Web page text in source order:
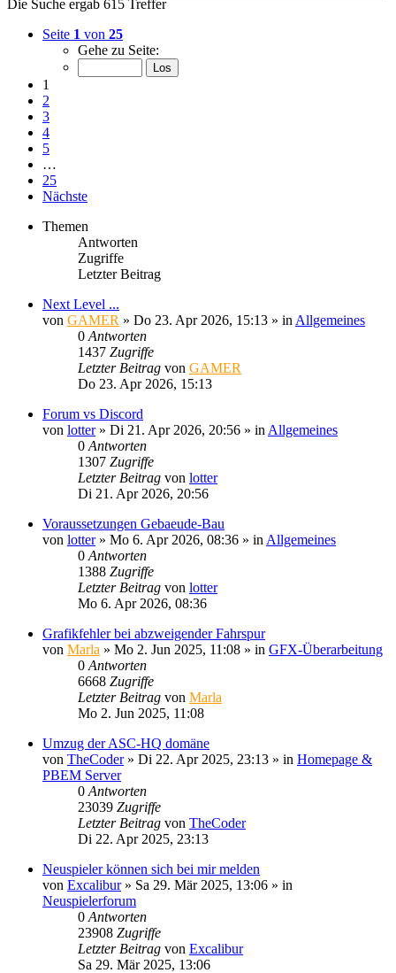
Die Suche ergab 615 Treffer
Seite 1 von 25
Gehe zu Seite:
1
2
3
4
5
…
25
Nächste
Themen
Antworten
Zugriffe
Letzter Beitrag
Next Level ...
von GAMER » Do 23. Apr 2026, 15:13 » in Allgemeines
0 Antworten
1437 Zugriffe
Letzter Beitrag von GAMER
Do 23. Apr 2026, 15:13
Forum vs Discord
von lotter» Di 21. Apr 2026, 20:56 » in Allgemeines
0 Antworten
1307 Zugriffe
Letzter Beitrag von lotter
Di 21. Apr 2026, 20:56
Voraussetzungen Gebaeude-Bau
von lotter» Mo 6. Apr 2026, 08:36 » in Allgemeines
0 Antworten
1388 Zugriffe
Letzter Beitrag von lotter
Mo 6. Apr 2026, 08:36
Grafikfehler bei abzweigender Fahrspur
von Marla » Mo 2. Jun 2025, 11:08 » in GFX-Überarbeitung
0 Antworten
6668 Zugriffe
Letzter Beitrag von Marla
Mo 2. Jun 2025, 11:08
Umzug der ASC-HQ domäne
von TheCoder» Di 22. Apr 2025, 23:13 » in Homepage &
PBEM Server
0 Antworten
23039 Zugriffe
Letzter Beitrag von TheCoder
Di 22. Apr 2025, 23:13
Neuspieler können sich bei mir melden
von Excalibur» Sa 29. Mär 2025, 13:06 » in
Neuspielerforum
0 Antworten
23908 Zugriffe
Letzter Beitrag von Excalibur
Sa 29. Mär 2025, 13:06